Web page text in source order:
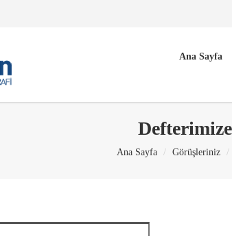
Ana Sayfa
Defterimize
Ana Sayfa Görüşleriniz